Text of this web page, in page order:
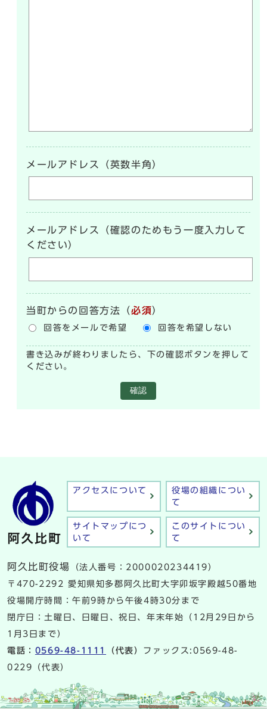
メールアドレス（英数半角）
メールアドレス（確認のためもう一度入力して
ください）
当町からの回答方法 （必須）
回答をメールで希望 回答を希望しない
書き込みが終わりましたら、下の確認ボタンを押して
ください。
確認
アクセスについて
役場の組織につい
て
サイトマップにつ
いて
このサイトについ
て
阿久比町役場
（法人番号：2000020234419）
〒470-2292 愛知県知多郡阿久比町大字卯坂字殿越50番地
役場開庁時間：午前9時から午後4時30分まで
閉庁日：土曜日、日曜日、祝日、年末年始（12月29日から
1月3日まで）
電話： 0569-48-1111 （代表） ファックス:0569-48-
0229（代表）